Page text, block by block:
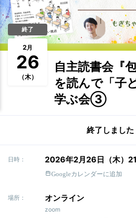
終了
2月
26
（木）
自主読書会『
を読んで「子
学ぶ会③
終了しました
日時： 2026年2月26日（木）
Googleカレンダーに追加
場所： オンライン
zoom